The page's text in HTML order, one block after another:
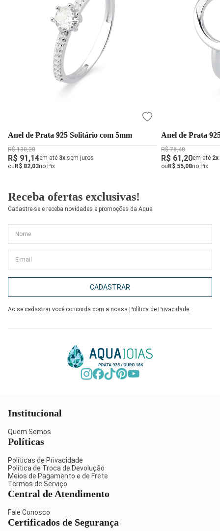
Anel de Prata 925 Solitário com 5mm
R$ 130,20
R$ 91,14em até 3x sem juros
ouR$ 82,03no Pix
Anel de Prata
R$ 76,40
R$ 61,20em até 2x
ouR$ 55,08no Pix
Receba ofertas exclusivas!
Cadastre-se e receba novidades e promoções da Aqua
CADASTRAR
Ao se cadastrar você concorda com a nossa Política de Privacidade
Institucional
Quem Somos
Políticas
Políticas de Privacidade
Política de Troca de Devolução
Meios de Pagamento e de Frete
Termos de Serviço
Central de Atendimento
Fale Conosco
Certificados de Segurança